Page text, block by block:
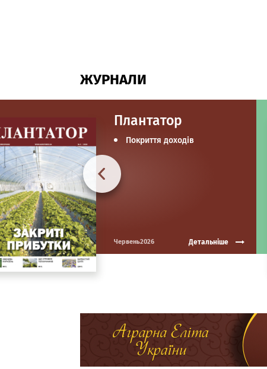
ЖУРНАЛИ
Плантатор
Покриття доходів
Червень2026 Детальніше